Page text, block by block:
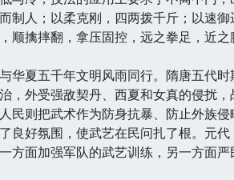
制人；以柔克刚，四两拨千斤；以速
顺擒摔翻，拿压固控，远之拳足，近
华夏五千年文明风雨同行。隋唐五代
，外受强敌契丹、西夏和女真的侵扰
民则把武术作为防身抗暴、防止外族
良好氛围，使武艺在民问扎了根。元
方面加强军队的武艺训练，另一方面